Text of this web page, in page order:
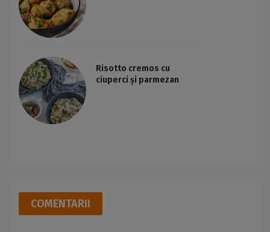
Risotto cremos cu
ciuperci și parmezan
COMENTARII